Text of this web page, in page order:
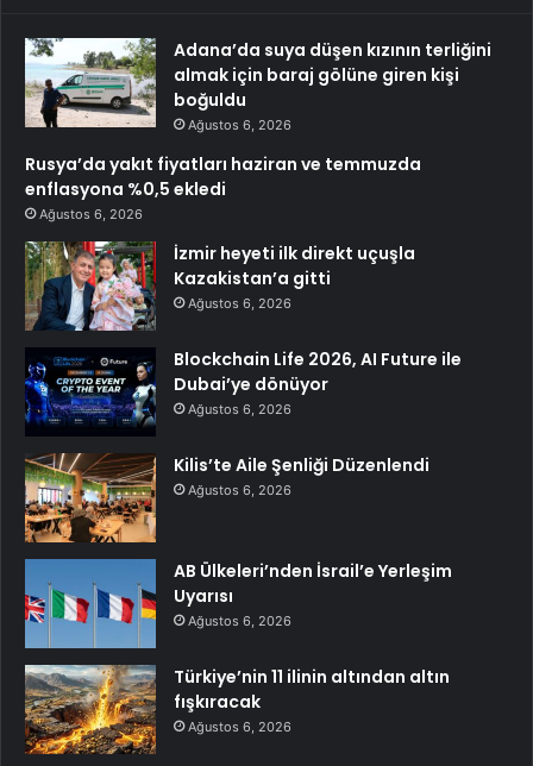
Adana’da suya düşen kızının terliğini
almak için baraj gölüne giren kişi
boğuldu
Ağustos 6, 2026
Rusya’da yakıt fiyatları haziran ve temmuzda
enflasyona %0,5 ekledi
Ağustos 6, 2026
İzmir heyeti ilk direkt uçuşla
Kazakistan’a gitti
Ağustos 6, 2026
Blockchain Life 2026, AI Future ile
Dubai’ye dönüyor
Ağustos 6, 2026
Kilis’te Aile Şenliği Düzenlendi
Ağustos 6, 2026
AB Ülkeleri’nden İsrail’e Yerleşim
Uyarısı
Ağustos 6, 2026
Türkiye’nin 11 ilinin altından altın
fışkıracak
Ağustos 6, 2026